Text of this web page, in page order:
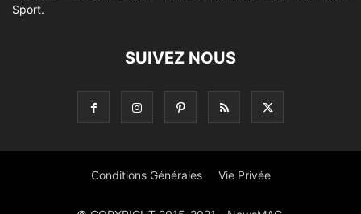
Sport.
SUIVEZ NOUS
Conditions Générales Vie Privée